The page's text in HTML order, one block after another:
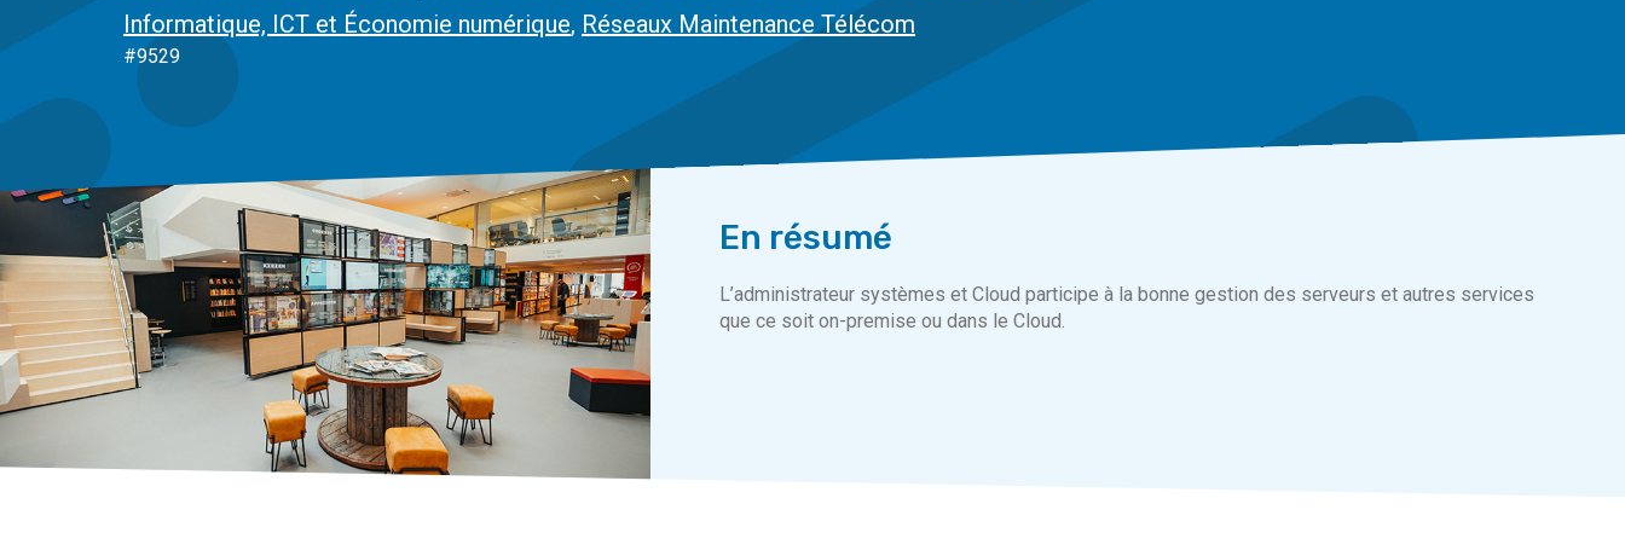
Informatique, ICT et Économie numérique, Réseaux Maintenance Télécom
#9529
En résumé
L’administrateur systèmes et Cloud participe à la bonne gestion des serveurs et autres services
que ce soit on-premise ou dans le Cloud.